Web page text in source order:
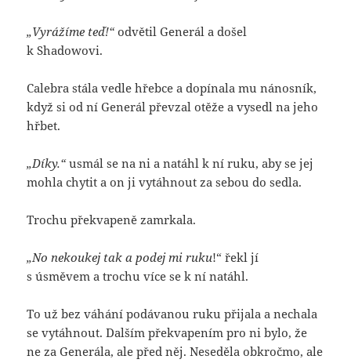
„Vyrážíme teď!“odvětil Generál a došel
k Shadowovi.
Calebra stála vedle hřebce a dopínala mu nánosník,
když si od ní Generál převzal otěže a vysedl na jeho
hřbet.
„Díky.“usmál se na ni a natáhl k ní ruku, aby se jej
mohla chytit a on ji vytáhnout za sebou do sedla.
Trochu překvapeně zamrkala.
„No nekoukej tak a podej mi ruku!“ řekl jí
s úsměvem a trochu více se k ní natáhl.
To už bez váhání podávanou ruku přijala a nechala
se vytáhnout. Dalším překvapením pro ni bylo, že
ne za Generála, ale před něj. Neseděla obkročmo, ale